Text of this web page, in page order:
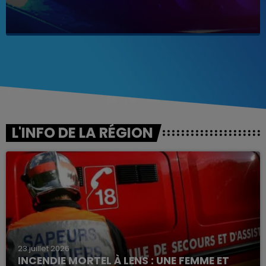
L'INFO DE LA RÉGION
23 juillet 2026
INCENDIE MORTEL À LENS : UNE FEMME ET